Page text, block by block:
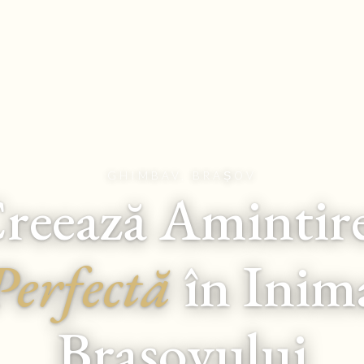
GHIMBAV, BRAȘOV
în